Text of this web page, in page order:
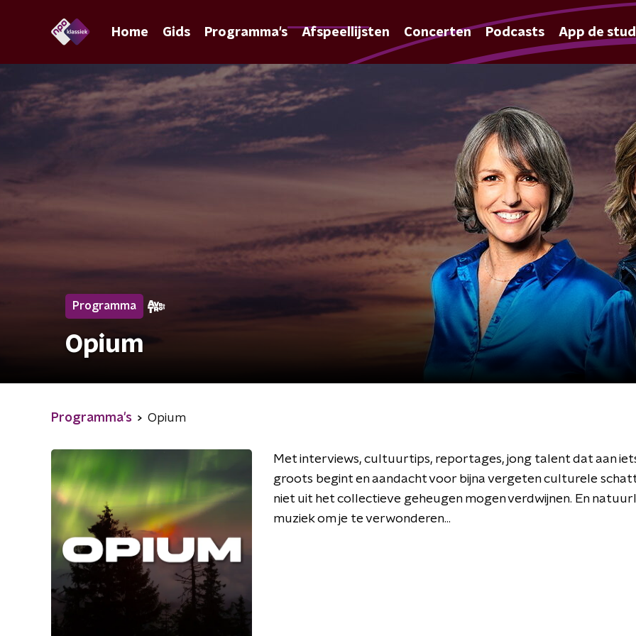
Home Gids Programma's Afspeellijsten Concerten Podcasts App de
Programma
Opium
Programma's Opium
Met interviews, cultuurtips, reportages, jong talent dat aan
groots begint en aandacht voor bijna vergeten culturele
niet uit het collectieve geheugen mogen verdwijnen. En
muziek om je te verwonderen...